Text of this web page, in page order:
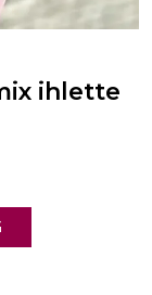
ihlette